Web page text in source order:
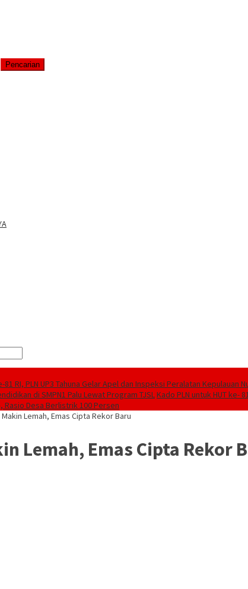
Pencarian
RI, PLN UP3 Tahuna Gelar Apel dan Inspeksi Peralatan Kepulauan
di SMPN1 Palu Lewat Program TJSLKado PLN untuk HUT ke-
Rasio Desa Berlistrik 100 Persen
Lemah, Emas Cipta Rekor Baru
Lemah, Emas Cipta Rekor